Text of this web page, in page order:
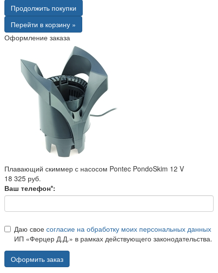
Продолжить покупки
Перейти в корзину »
Оформление заказа
Плавающий скиммер с насосом Pontec PondoSkim 12 V
18 325 руб.
Ваш телефон*:
Даю свое согласие на обработку моих персональных данных
ИП «Ферцер Д.Д.» в рамках действующего законодательства.
Оформить заказ